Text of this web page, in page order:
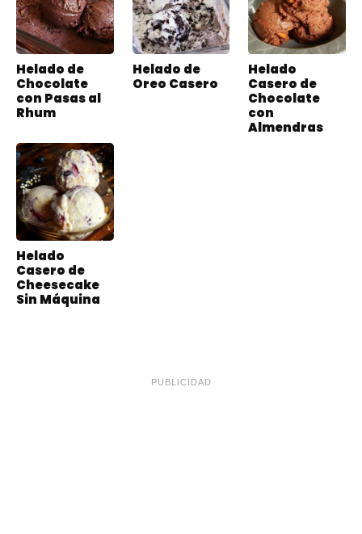
Helado de
Chocolate
con Pasas al
Rhum
Helado de
Oreo Casero
Helado
Casero de
Chocolate
con
Almendras
Helado
Casero de
Cheesecake
Sin Máquina
PUBLICIDAD